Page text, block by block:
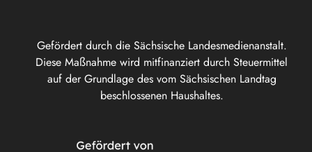
Gefördert durch die Sächsische Landesmedienanstalt.
Diese Maßnahme wird mitfinanziert durch Steuermittel
auf der Grundlage des vom Sächsischen Landtag
beschlossenen Haushaltes.